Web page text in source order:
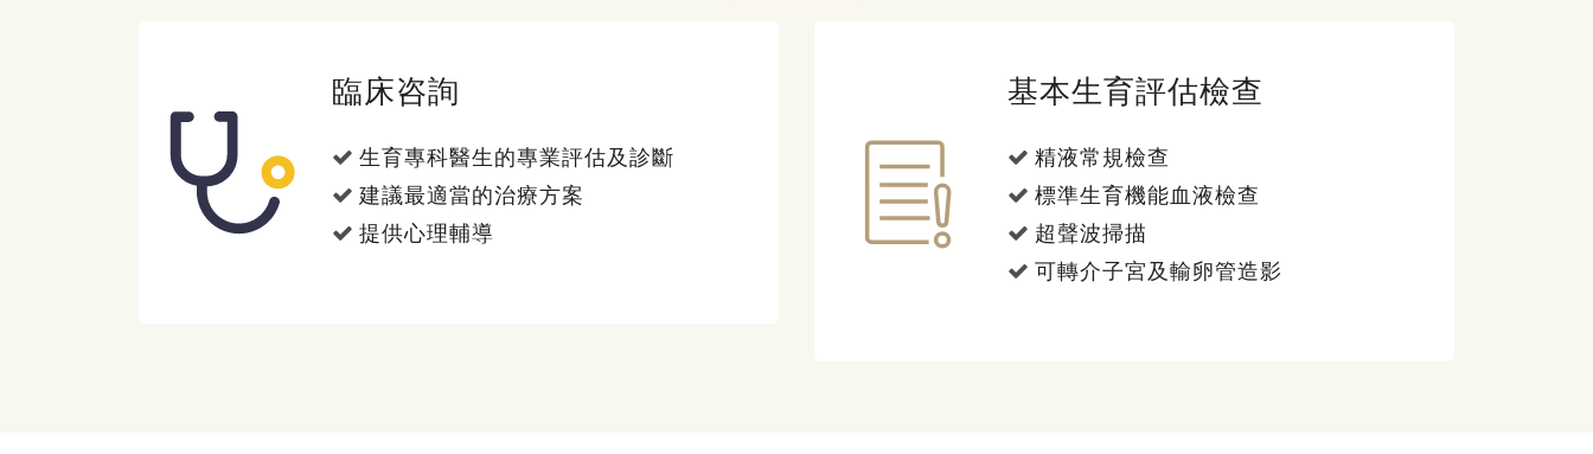
臨床咨詢
生育專科醫生的專業評估及診斷
建議最適當的治療方案
提供心理輔導
基本生育評估檢查
精液常規檢查
標準生育機能血液檢查
超聲波掃描
可轉介子宮及輸卵管造影